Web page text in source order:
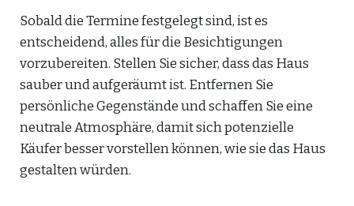
Sobald die Termine festgelegt sind, ist es
entscheidend, alles für die Besichtigungen
vorzubereiten. Stellen Sie sicher, dass das Haus
sauber und aufgeräumt ist. Entfernen Sie
persönliche Gegenstände und schaffen Sie eine
neutrale Atmosphäre, damit sich potenzielle
Käufer besser vorstellen können, wie sie das Haus
gestalten würden.